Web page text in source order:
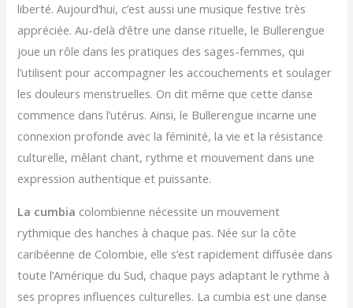
liberté. Aujourd’hui, c’est aussi une musique festive très
appréciée. Au-delà d’être une danse rituelle, le Bullerengue
joue un rôle dans les pratiques des sages-femmes, qui
l’utilisent pour accompagner les accouchements et soulager
les douleurs menstruelles. On dit même que cette danse
commence dans l’utérus. Ainsi, le Bullerengue incarne une
connexion profonde avec la féminité, la vie et la résistance
culturelle, mêlant chant, rythme et mouvement dans une
expression authentique et puissante.
La cumbia colombienne nécessite un mouvement
rythmique des hanches à chaque pas. Née sur la côte
caribéenne de Colombie, elle s’est rapidement diffusée dans
toute l’Amérique du Sud, chaque pays adaptant le rythme à
ses propres influences culturelles. La cumbia est une danse